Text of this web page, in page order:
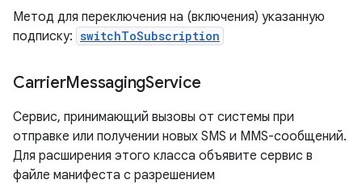
Метод для переключения на (включения) указанную
подписку: switchToSubscription
CarrierMessagingService
Сервис, принимающий вызовы от системы при
отправке или получении новых SMS и MMS-сообщений.
Для расширения этого класса объявите сервис в
файле манифеста с разрешением